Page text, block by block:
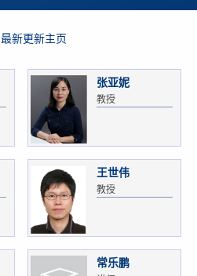
最新更新主页
张亚妮
教授
王世伟
教授
常乐鹏